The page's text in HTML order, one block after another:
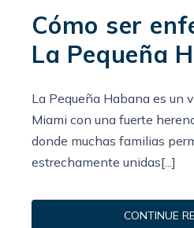
Cómo ser
La Pequeña
La Pequeña Habana es un
Miami con una fuerte
donde muchas familias
estrechamente unidas[...]
CONTINUE